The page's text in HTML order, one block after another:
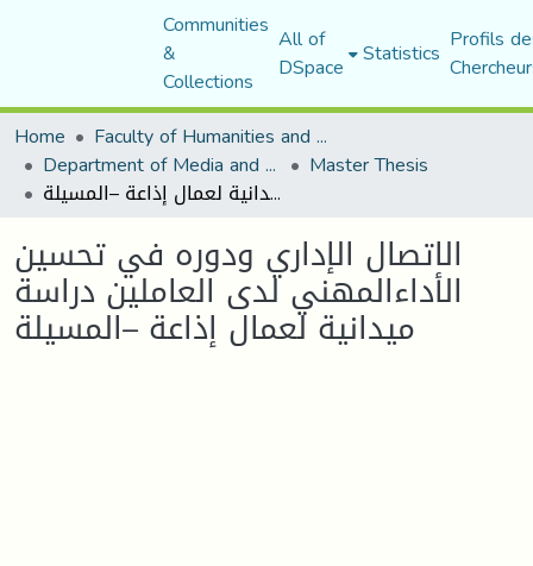
Communities
&
Collections
All of
DSpace Statistics Profils
Home
Faculty of Humanities and Social Sciences
Department of Media and Communication Studies Master Thesis
الاتصال الإداري ودوره في تحسين الأداءالمهني لدى العاملين دراسة ميدانية لعمال إذاعة –المسيلة
الاتصال الإداري ودوره في تحسين
الأداءالمهني لدى العاملين دراسة
ميدانية لعمال إذاعة –المسيلة